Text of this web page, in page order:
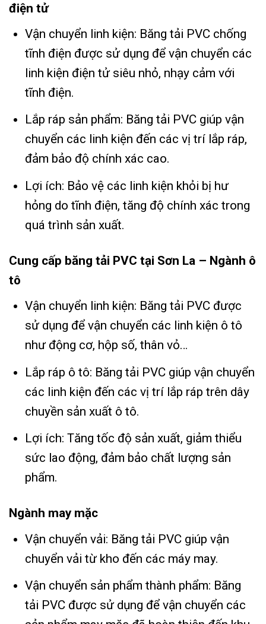
điện tử
Vận chuyển linh kiện: Băng tải PVC chống
tĩnh điện được sử dụng để vận chuyển các
linh kiện điện tử siêu nhỏ, nhạy cảm với
tĩnh điện.
Lắp ráp sản phẩm: Băng tải PVC giúp vận
chuyển các linh kiện đến các vị trí lắp ráp,
đảm bảo độ chính xác cao.
Lợi ích: Bảo vệ các linh kiện khỏi bị hư
hỏng do tĩnh điện, tăng độ chính xác trong
quá trình sản xuất.
Cung cấp băng tải PVC tại Sơn La – Ngành ô
tô
Vận chuyển linh kiện: Băng tải PVC được
sử dụng để vận chuyển các linh kiện ô tô
như động cơ, hộp số, thân vỏ…
Lắp ráp ô tô: Băng tải PVC giúp vận chuyển
các linh kiện đến các vị trí lắp ráp trên dây
chuyền sản xuất ô tô.
Lợi ích: Tăng tốc độ sản xuất, giảm thiểu
sức lao động, đảm bảo chất lượng sản
phẩm.
Ngành may mặc
Vận chuyển vải: Băng tải PVC giúp vận
chuyển vải từ kho đến các máy may.
Vận chuyển sản phẩm thành phẩm: Băng
tải PVC được sử dụng để vận chuyển các